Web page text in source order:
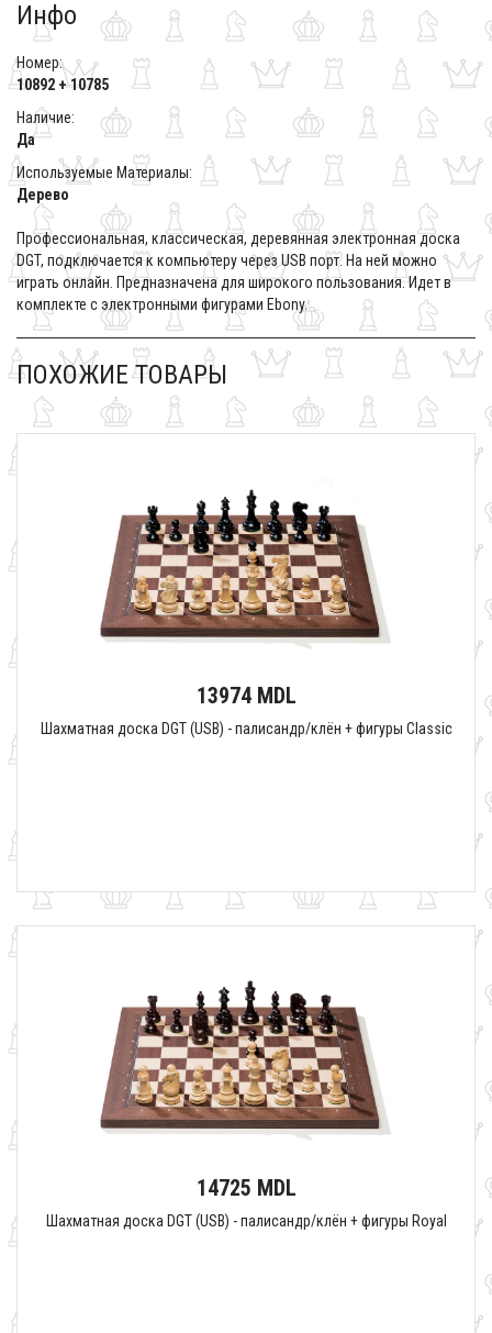
Инфо
Номер:
10892 + 10785
Наличие:
Да
Используемые Материалы:
Дерево
Профессиональная, классическая, деревянная электронная доска
DGT, подключается к компьютеру через USB порт. На ней можно
играть онлайн. Предназначена для широкого пользования. Идет в
комплекте с электронными фигурами Ebony.
ПОХОЖИЕ ТОВАРЫ
13974 MDL
Шахматная доска DGT (USB) - палисандр/клён + фигуры Classic
14725 MDL
Шахматная доска DGT (USB) - палисандр/клён + фигуры Royal